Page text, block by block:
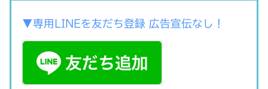
▼専用LINEを友だち登録 広告宣伝なし！